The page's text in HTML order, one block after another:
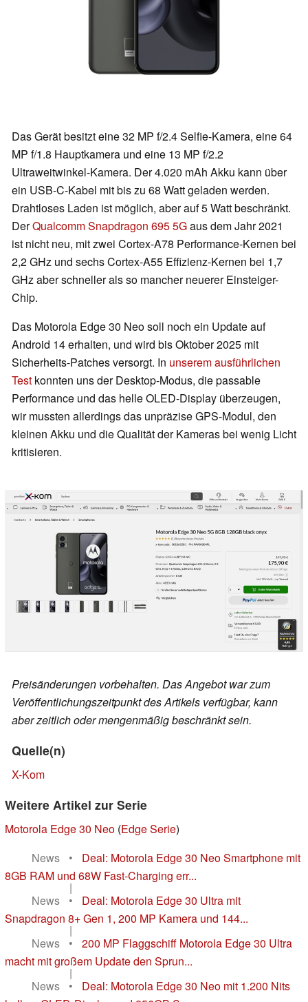
Das Gerät besitzt eine 32 MP f/2.4 Selfie-Kamera, eine 64
MP f/1.8 Hauptkamera und eine 13 MP f/2.2
Ultraweitwinkel-Kamera. Der 4.020 mAh Akku kann über
ein USB-C-Kabel mit bis zu 68 Watt geladen werden.
Drahtloses Laden ist möglich, aber auf 5 Watt beschränkt.
DerQualcomm Snapdragon 695 5Gaus dem Jahr 2021
ist nicht neu, mit zwei Cortex-A78 Performance-Kernen bei
2,2 GHz und sechs Cortex-A55 Effizienz-Kernen bei 1,7
GHz aber schneller als so mancher neuerer Einsteiger-
Chip.
Das Motorola Edge 30 Neo soll noch ein Update auf
Android 14 erhalten, und wird bis Oktober 2025 mit
Sicherheits-Patches versorgt. In unserem ausführlichen
Test konnten uns der Desktop-Modus, die passable
Performance und das helle OLED-Display überzeugen,
wir mussten allerdings das unpräzise GPS-Modul, den
kleinen Akku und die Qualität der Kameras bei wenig Licht
kritisieren.
Preisänderungen vorbehalten. Das Angebot war zum
Veröffentlichungszeitpunkt des Artikels verfügbar, kann
aber zeitlich oder mengenmäßig beschränkt sein.
Quelle(n)
X-Kom
Weitere Artikel zur Serie
Motorola Edge 30 Neo (Edge Serie)
News
•
Deal: Motorola Edge 30 Neo Smartphone mit
8GB RAM und 68W Fast-Charging err...
|
News
•
Deal: Motorola Edge 30 Ultra mit
Snapdragon 8+ Gen 1, 200 MP Kamera und 144...
|
News
•
200 MP Flaggschiff Motorola Edge 30 Ultra
macht mit großem Update den Sprun...
|
News
•
Deal: Motorola Edge 30 Neo mit 1.200 Nits